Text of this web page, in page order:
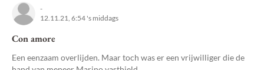
-
12.11.21, 6:54 's middags
Con amore
Een eenzaam overlijden. Maar toch was er een vrijwilliger die de